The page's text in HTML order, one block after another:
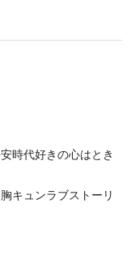
時代好きの心はとき
キュンラブストーリ